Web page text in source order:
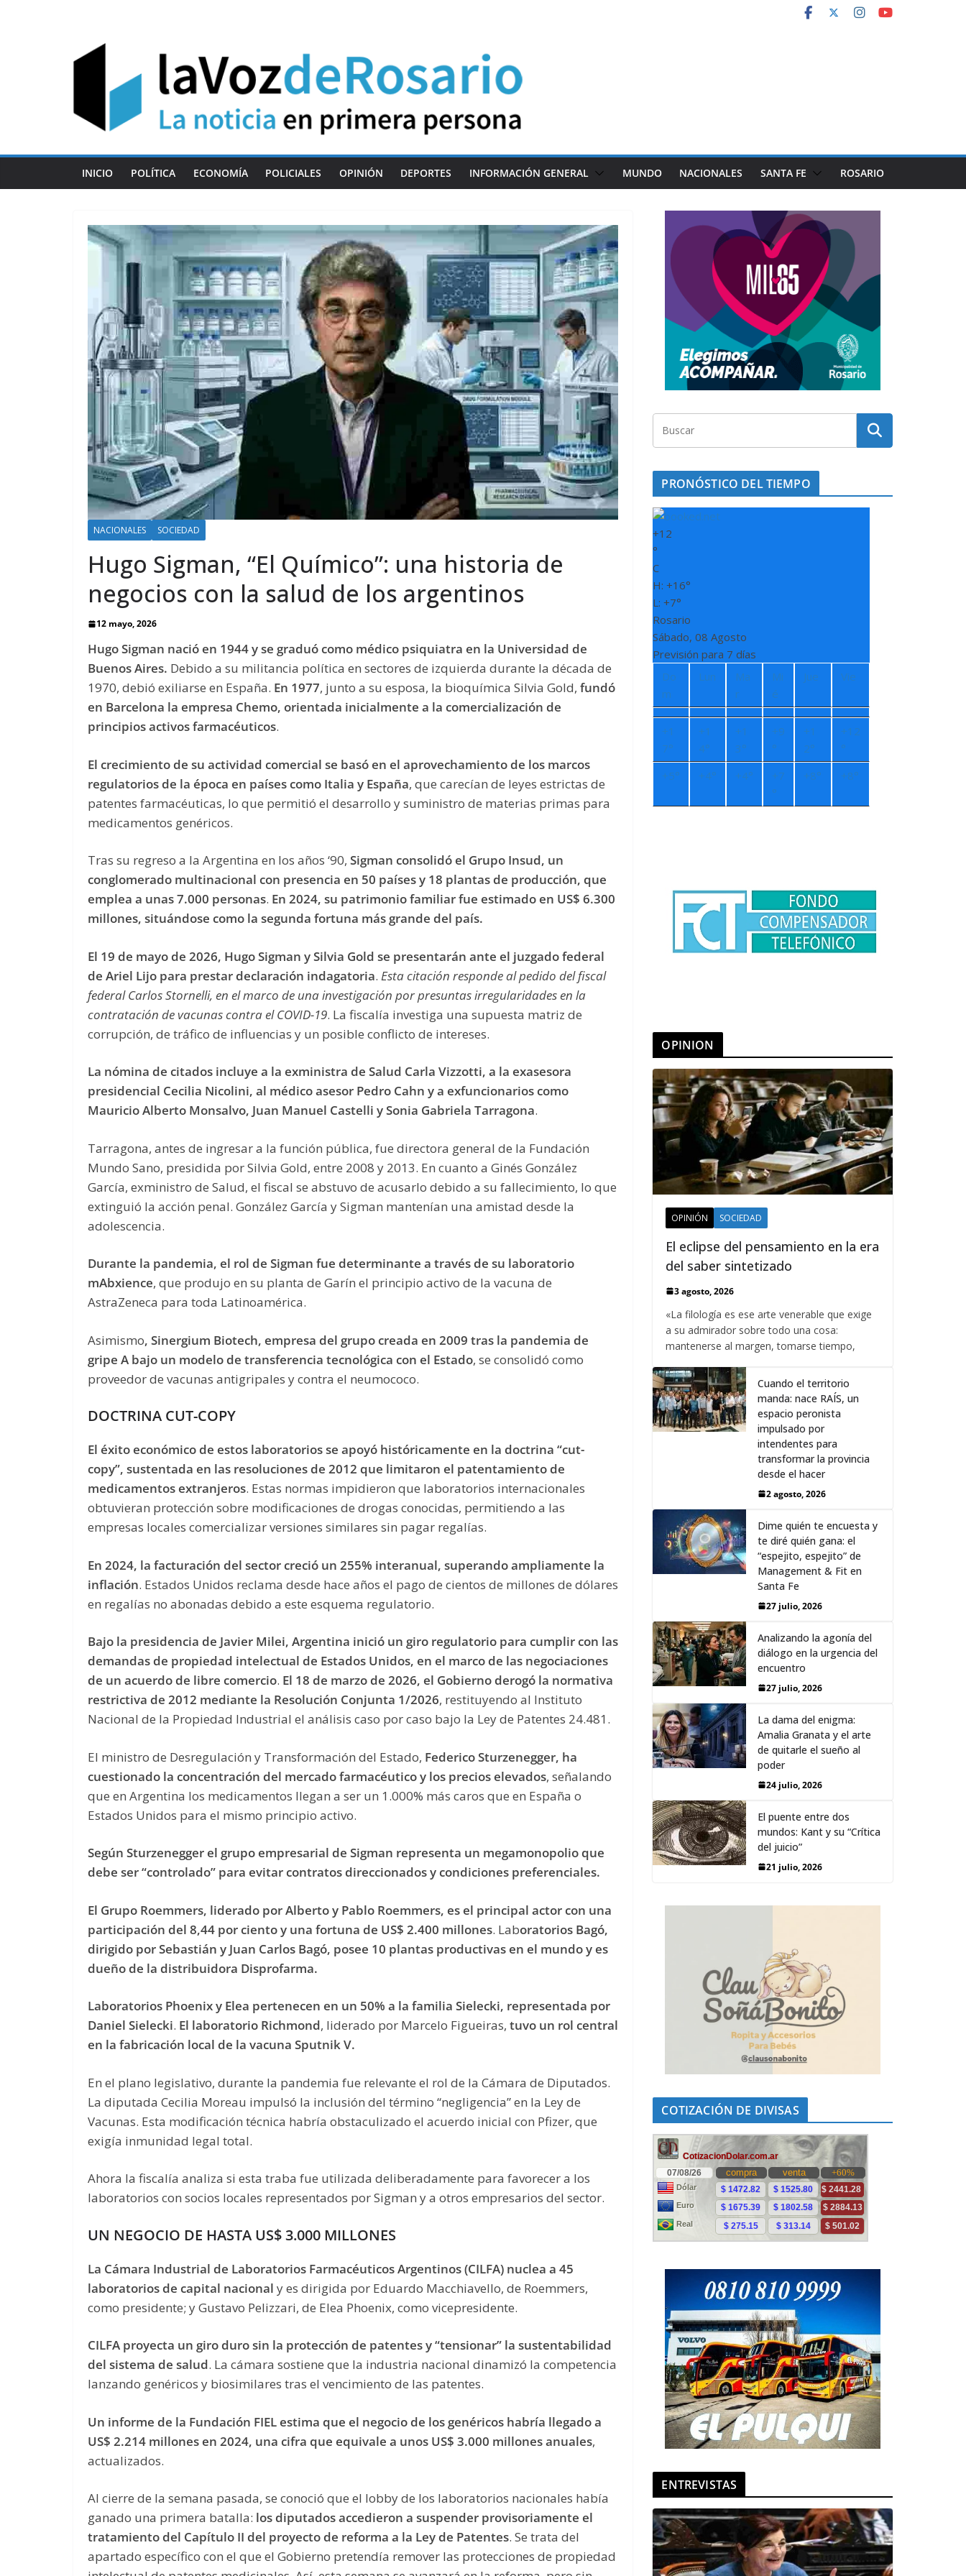
INICIO POLÍTICA ECONOMÍA POLICIALES OPINIÓN DEPORTES INFORMACIÓN GENERAL MUNDO NACIONALES SANTA FE ROSARIO
NACIONALES SOCIEDAD
Hugo Sigman, “El Químico”: una historia de
negocios con la salud de los argentinos
12 mayo, 2026
Hugo Sigman nació en 1944 y se graduó como médico psiquiatra en la Universidad de
Buenos Aires. Debido a su militancia política en sectores de izquierda durante la década de
1970, debió exiliarse en España. En 1977, junto a su esposa, la bioquímica Silvia Gold, fundó
en Barcelona la empresa Chemo, orientada inicialmente a la comercialización de
principios activos farmacéuticos.
El crecimiento de su actividad comercial se basó en el aprovechamiento de los marcos
regulatorios de la época en países como Italia y España, que carecían de leyes estrictas de
patentes farmacéuticas, lo que permitió el desarrollo y suministro de materias primas para
medicamentos genéricos.
Tras su regreso a la Argentina en los años ‘90, Sigman consolidó el Grupo Insud, un
conglomerado multinacional con presencia en 50 países y 18 plantas de producción, que
emplea a unas 7.000 personas. En 2024, su patrimonio familiar fue estimado en US$ 6.300
millones, situándose como la segunda fortuna más grande del país.
El 19 de mayo de 2026, Hugo Sigman y Silvia Gold se presentarán ante el juzgado federal
de Ariel Lijo para prestar declaración indagatoria. Esta citación responde al pedido del fiscal
federal Carlos Stornelli, en el marco de una investigación por presuntas irregularidades en la
contratación de vacunas contra el COVID-19. La fiscalía investiga una supuesta matriz de
corrupción, de tráfico de influencias y un posible conflicto de intereses.
La nómina de citados incluye a la exministra de Salud Carla Vizzotti, a la exasesora
presidencial Cecilia Nicolini, al médico asesor Pedro Cahn y a exfuncionarios como
Mauricio Alberto Monsalvo, Juan Manuel Castelli y Sonia Gabriela Tarragona.
Tarragona, antes de ingresar a la función pública, fue directora general de la Fundación
Mundo Sano, presidida por Silvia Gold, entre 2008 y 2013. En cuanto a Ginés González
García, exministro de Salud, el fiscal se abstuvo de acusarlo debido a su fallecimiento, lo que
extinguió la acción penal. González García y Sigman mantenían una amistad desde la
adolescencia.
Durante la pandemia, el rol de Sigman fue determinante a través de su laboratorio
mAbxience, que produjo en su planta de Garín el principio activo de la vacuna de
AstraZeneca para toda Latinoamérica.
Asimismo, Sinergium Biotech, empresa del grupo creada en 2009 tras la pandemia de
gripe A bajo un modelo de transferencia tecnológica con el Estado, se consolidó como
proveedor de vacunas antigripales y contra el neumococo.
DOCTRINA CUT-COPY
El éxito económico de estos laboratorios se apoyó históricamente en la doctrina “cut-
copy”, sustentada en las resoluciones de 2012 que limitaron el patentamiento de
medicamentos extranjeros. Estas normas impidieron que laboratorios internacionales
obtuvieran protección sobre modificaciones de drogas conocidas, permitiendo a las
empresas locales comercializar versiones similares sin pagar regalías.
En 2024, la facturación del sector creció un 255% interanual, superando ampliamente la
inflación. Estados Unidos reclama desde hace años el pago de cientos de millones de dólares
en regalías no abonadas debido a este esquema regulatorio.
Bajo la presidencia de Javier Milei, Argentina inició un giro regulatorio para cumplir con las
demandas de propiedad intelectual de Estados Unidos, en el marco de las negociaciones
de un acuerdo de libre comercio. El 18 de marzo de 2026, el Gobierno derogó la normativa
restrictiva de 2012 mediante la Resolución Conjunta 1/2026, restituyendo al Instituto
Nacional de la Propiedad Industrial el análisis caso por caso bajo la Ley de Patentes 24.481.
El ministro de Desregulación y Transformación del Estado, Federico Sturzenegger, ha
cuestionado la concentración del mercado farmacéutico y los precios elevados, señalando
que en Argentina los medicamentos llegan a ser un 1.000% más caros que en España o
Estados Unidos para el mismo principio activo.
Según Sturzenegger el grupo empresarial de Sigman representa un megamonopolio que
debe ser “controlado” para evitar contratos direccionados y condiciones preferenciales.
El Grupo Roemmers, liderado por Alberto y Pablo Roemmers, es el principal actor con una
participación del 8,44 por ciento y una fortuna de US$ 2.400 millones. Laboratorios Bagó,
dirigido por Sebastián y Juan Carlos Bagó, posee 10 plantas productivas en el mundo y es
dueño de la distribuidora Disprofarma.
Laboratorios Phoenix y Elea pertenecen en un 50% a la familia Sielecki, representada por
Daniel Sielecki. El laboratorio Richmond, liderado por Marcelo Figueiras, tuvo un rol central
en la fabricación local de la vacuna Sputnik V.
En el plano legislativo, durante la pandemia fue relevante el rol de la Cámara de Diputados.
La diputada Cecilia Moreau impulsó la inclusión del término “negligencia” en la Ley de
Vacunas. Esta modificación técnica habría obstaculizado el acuerdo inicial con Pfizer, que
exigía inmunidad legal total.
Ahora la fiscalía analiza si esta traba fue utilizada deliberadamente para favorecer a los
laboratorios con socios locales representados por Sigman y a otros empresarios del sector.
UN NEGOCIO DE HASTA US$ 3.000 MILLONES
La Cámara Industrial de Laboratorios Farmacéuticos Argentinos (CILFA) nuclea a 45
laboratorios de capital nacional y es dirigida por Eduardo Macchiavello, de Roemmers,
como presidente; y Gustavo Pelizzari, de Elea Phoenix, como vicepresidente.
CILFA proyecta un giro duro sin la protección de patentes y “tensionar” la sustentabilidad
del sistema de salud. La cámara sostiene que la industria nacional dinamizó la competencia
lanzando genéricos y biosimilares tras el vencimiento de las patentes.
Un informe de la Fundación FIEL estima que el negocio de los genéricos habría llegado a
US$ 2.214 millones en 2024, una cifra que equivale a unos US$ 3.000 millones anuales,
actualizados.
Al cierre de la semana pasada, se conoció que el lobby de los laboratorios nacionales había
ganado una primera batalla: los diputados accedieron a suspender provisoriamente el
tratamiento del Capítulo II del proyecto de reforma a la Ley de Patentes. Se trata del
apartado específico con el que el Gobierno pretendía remover las protecciones de propiedad
PRONÓSTICO DEL TIEMPO
+12
°
C
H:+16°
L:+7°
Rosario
Sábado, 08 Agosto
Previsión para 7 días
Do
m
Lun
Ma
r
Mi
é
Jue Vie
+1
7°
+1
4°
+1
3°
+9
°
+1
2°
+12
°
+5° +4° +4° +7
°
+8° +8°
OPINION
OPINIÓN SOCIEDAD
El eclipse del pensamiento en la era
del saber sintetizado
3 agosto, 2026
«La filología es ese arte venerable que exige
a su admirador sobre todo una cosa:
mantenerse al margen, tomarse tiempo,
Cuando el territorio
manda: nace RAÍS, un
espacio peronista
impulsado por
intendentes para
transformar la provincia
desde el hacer
2 agosto, 2026
Dime quién te encuesta y
te diré quién gana: el
“espejito, espejito” de
Management & Fit en
Santa Fe
27 julio, 2026
Analizando la agonía del
diálogo en la urgencia del
encuentro
27 julio, 2026
La dama del enigma:
Amalia Granata y el arte
de quitarle el sueño al
poder
24 julio, 2026
El puente entre dos
mundos: Kant y su “Crítica
del juicio”
21 julio, 2026
COTIZACIÓN DE DIVISAS
ENTREVISTAS